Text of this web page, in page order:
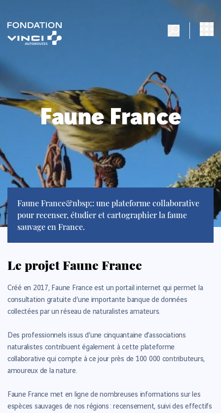
Faune France
Faune France&nbsp;: une plateforme collaborative
pour recenser, étudier et cartographier la faune
sauvage en France.
Le projet Faune France
Créé en 2017, Faune France est un portail internet qui permet la
consultation gratuite d’une importante banque de données
collectées par un réseau de naturalistes amateurs.
Des professionnels issus d’une cinquantaine d’associations
naturalistes contribuent également à cette plateforme
collaborative qui compte à ce jour près de 100 000 contributeurs,
amoureux de la nature.
Faune France met en ligne de nombreuses informations sur les
espèces sauvages de nos régions : recensement, suivi des effectifs